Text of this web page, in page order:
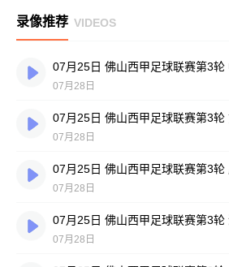
录像推荐 VIDEOS
07月28日
07月28日
07月28日
07月28日